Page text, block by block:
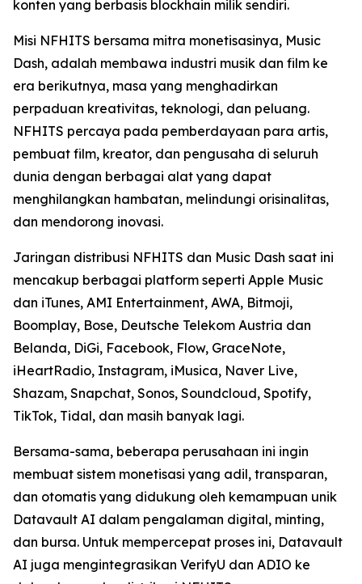
konten yang berbasis blockhain milik sendiri.
Misi NFHITS bersama mitra monetisasinya, Music
Dash, adalah membawa industri musik dan film ke
era berikutnya, masa yang menghadirkan
perpaduan kreativitas, teknologi, dan peluang.
NFHITS percaya pada pemberdayaan para artis,
pembuat film, kreator, dan pengusaha di seluruh
dunia dengan berbagai alat yang dapat
menghilangkan hambatan, melindungi orisinalitas,
dan mendorong inovasi.
Jaringan distribusi NFHITS dan Music Dash saat ini
mencakup berbagai platform seperti Apple Music
dan iTunes, AMI Entertainment, AWA, Bitmoji,
Boomplay, Bose, Deutsche Telekom Austria dan
Belanda, DiGi, Facebook, Flow, GraceNote,
iHeartRadio, Instagram, iMusica, Naver Live,
Shazam, Snapchat, Sonos, Soundcloud, Spotify,
TikTok, Tidal, dan masih banyak lagi.
Bersama-sama, beberapa perusahaan ini ingin
membuat sistem monetisasi yang adil, transparan,
dan otomatis yang didukung oleh kemampuan unik
Datavault AI dalam pengalaman digital, minting,
dan bursa. Untuk mempercepat proses ini, Datavault
AI juga mengintegrasikan VerifyU dan ADIO ke